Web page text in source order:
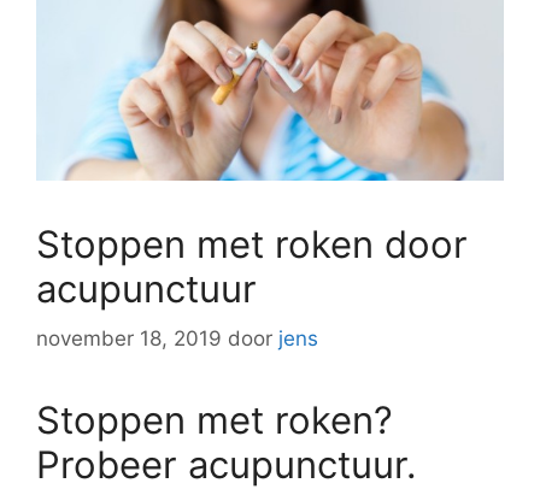
Stoppen met roken door
acupunctuur
november 18, 2019 door jens
Stoppen met roken?
Probeer acupunctuur.